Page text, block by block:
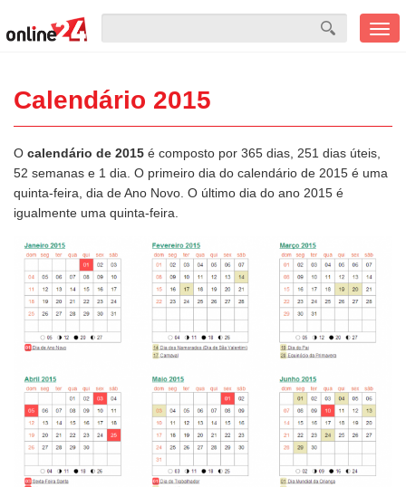
Calendário 2015
O calendário de 2015 é composto por 365 dias, 251 dias úteis,
52 semanas e 1 dia. O primeiro dia do calendário de 2015 é uma
quinta-feira, dia de Ano Novo. O último dia do ano 2015 é
igualmente uma quinta-feira.